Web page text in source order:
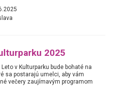
2025
v Kulturparku bude bohaté na
sa postarajú umelci, aby vám
večery zaujímavým programom